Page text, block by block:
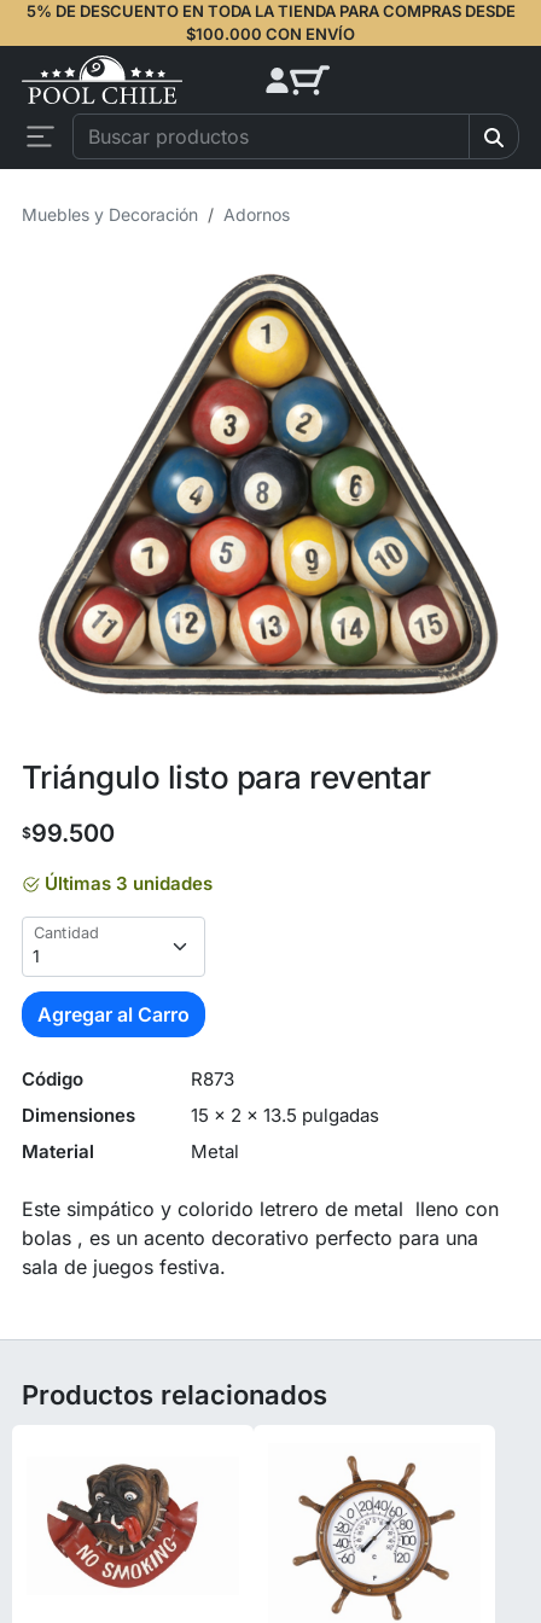
5% DE DESCUENTO EN TODA LA TIENDA PARA COMPRAS DESDE
$100.000 CON ENVÍO
Muebles y Decoración Adornos
Triángulo listo para reventar
$99.500
Últimas 3 unidades
Cantidad
Agregar al Carro
Código
R873
Dimensiones
15 × 2 × 13.5 pulgadas
Material
Metal
Este simpático y colorido letrero de metal lleno con
bolas , es un acento decorativo perfecto para una
sala de juegos festiva.
Productos relacionados